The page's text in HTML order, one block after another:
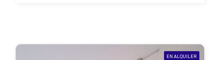
EN ALQUILER